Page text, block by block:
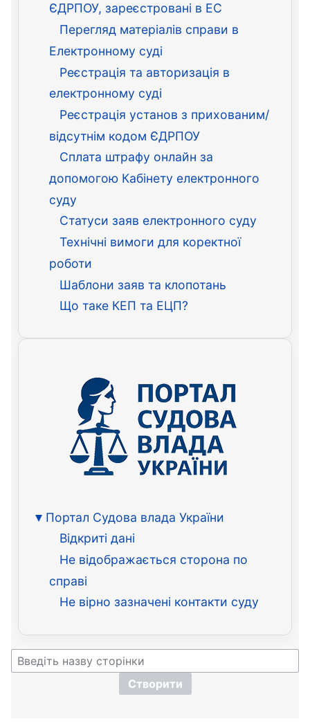
ЄДРПОУ, зареєстровані в ЕС
Перегляд матеріалів справи в
Електронному суді
Реєстрація та авторизація в
електронному суді
Реєстрація установ з прихованим/
відсутнім кодом ЄДРПОУ
Сплата штрафу онлайн за
допомогою Кабінету електронного
суду
Статуси заяв електронного суду
Технічні вимоги для коректної
роботи
Шаблони заяв та клопотань
Що таке КЕП та ЕЦП?
Портал Судова влада України
Відкриті дані
Не відображається сторона по
справі
Не вірно зазначені контакти суду